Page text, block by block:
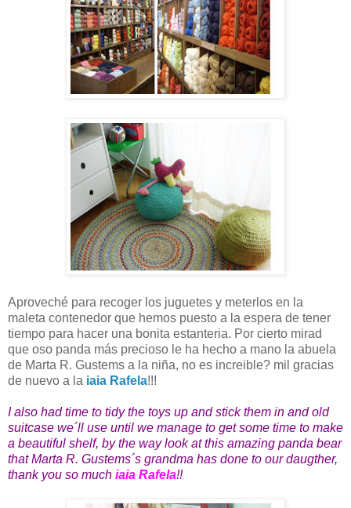
Aproveché para recoger los juguetes y meterlos en la
maleta contenedor que hemos puesto a la espera de tener
tiempo para hacer una bonita estanteria. Por cierto mirad
que oso panda más precioso le ha hecho a mano la abuela
de Marta R. Gustems a la niña, no es increible? mil gracias
de nuevo a la iaia Rafela!!!
I also had time to tidy the toys up and stick them in and old
suitcase we´ll use until we manage to get some time to make
a beautiful shelf, by the way look at this amazing panda bear
that Marta R. Gustems´s grandma has done to our daugther,
thank you so much iaia Rafela!!